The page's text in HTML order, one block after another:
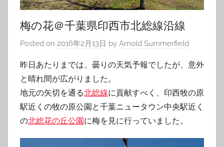
梅の花＠千葉県印西市北総線沿線
Posted on 2016年2月13日 by Arnold Summerfield
昨日あたりまでは、曇りの天気予報でしたが、意外
と晴れ間が広がりました。
地元の矢切を通る北総線に貢献すべく、印西牧の原
駅近くの牧の原公園と千葉ニュータウン中央駅近く
の北総花の丘公園に梅を見に行っていました。